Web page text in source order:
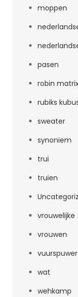
moppen
pasen
robin
rubiks
sweater
synoniem
trui
truien
vrouwelijke
vrouwen
vuurspuwer
wat
wehkamp